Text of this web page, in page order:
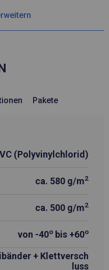
Pakete
(Polyvinylchlorid)
ca. 580 g/m2
ca. 500 g/m2
von -40o bis +60o
+ Klettversch
luss